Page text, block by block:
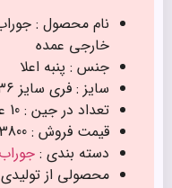
نام محصول :
خارجی عمده
جنس : پنبه اعلا
سایز : فری سایز ۳۶ تا ۴۰
تعداد در جین : 10 عدد
قیمت فروش : 63800 تومان
دسته بندی :
محصولی از